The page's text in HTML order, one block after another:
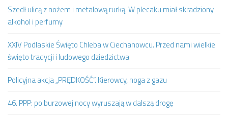
Szedł ulicą z nożem i metalową rurką. W plecaku miał skradziony
alkohol i perfumy
XXIV Podlaskie Święto Chleba w Ciechanowcu. Przed nami wielkie
święto tradycji i ludowego dziedzictwa
Policyjna akcja „PRĘDKOŚĆ”. Kierowcy, noga z gazu
46. PPP: po burzowej nocy wyruszają w dalszą drogę